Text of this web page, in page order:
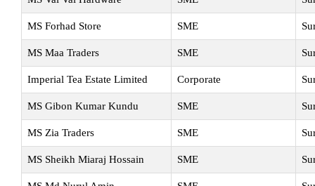
MS Forhad Store SME
MS Maa Traders SME
Imperial Tea Estate Limited Corporate
MS Gibon Kumar Kundu SME
MS Zia Traders SME
MS Sheikh Miaraj Hossain SME